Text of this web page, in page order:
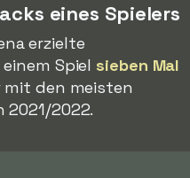
eines Spielers
erzielte
Spielsieben Mal
mit den meisten
2021/2022.